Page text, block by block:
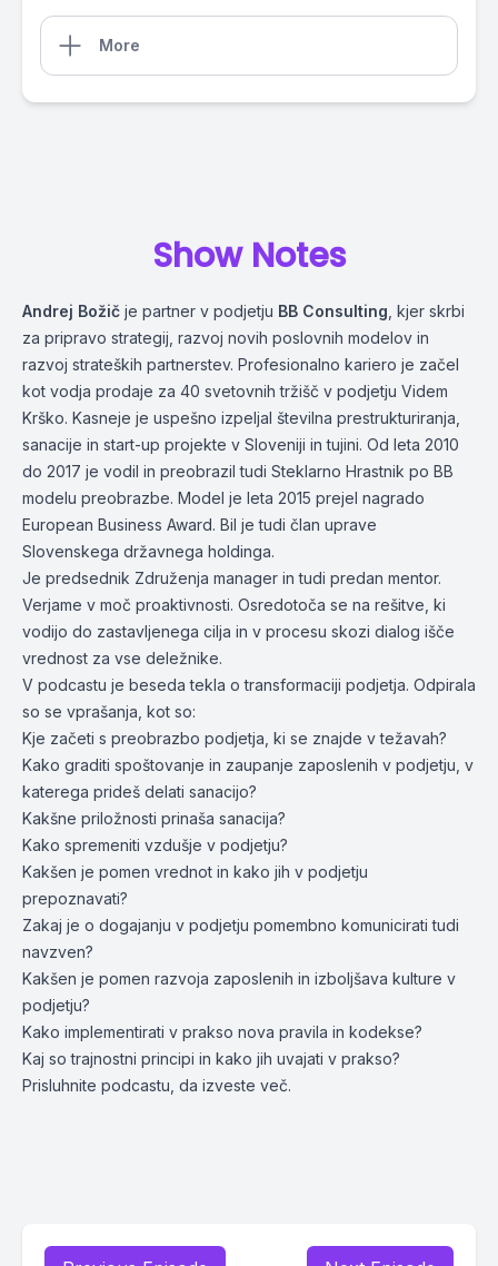
More
Show Notes
Andrej Božič je partner v podjetju BB Consulting , kjer skrbi
za pripravo strategij, razvoj novih poslovnih modelov in
razvoj strateških partnerstev. Profesionalno kariero je začel
kot vodja prodaje za 40 svetovnih tržišč v podjetju Videm
Krško. Kasneje je uspešno izpeljal številna prestrukturiranja,
sanacije in start-up projekte v Sloveniji in tujini. Od leta 2010
do 2017 je vodil in preobrazil tudi Steklarno Hrastnik po BB
modelu preobrazbe. Model je leta 2015 prejel nagrado
European Business Award. Bil je tudi član uprave
Slovenskega državnega holdinga.
Je predsednik Združenja manager in tudi predan mentor.
Verjame v moč proaktivnosti. Osredotoča se na rešitve, ki
vodijo do zastavljenega cilja in v procesu skozi dialog išče
vrednost za vse deležnike.
V podcastu je beseda tekla o transformaciji podjetja. Odpirala
so se vprašanja, kot so:
Kje začeti s preobrazbo podjetja, ki se znajde v težavah?
Kako graditi spoštovanje in zaupanje zaposlenih v podjetju, v
katerega prideš delati sanacijo?
Kakšne priložnosti prinaša sanacija?
Kako spremeniti vzdušje v podjetju?
Kakšen je pomen vrednot in kako jih v podjetju
prepoznavati?
Zakaj je o dogajanju v podjetju pomembno komunicirati tudi
navzven?
Kakšen je pomen razvoja zaposlenih in izboljšava kulture v
podjetju?
Kako implementirati v prakso nova pravila in kodekse?
Kaj so trajnostni principi in kako jih uvajati v prakso?
Prisluhnite podcastu, da izveste več.